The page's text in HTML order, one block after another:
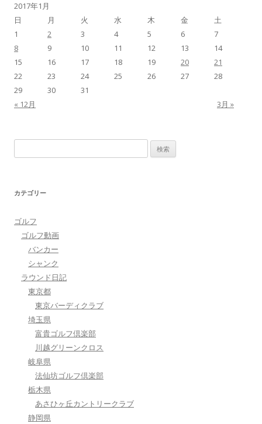
ナ
ビ
ー
シ
ョ
ン
2017年1月
日
月 火 水 木 金
土
1
2 3 4 5 6
7
8
9 10 11 12 13
14
15
16 17 18 19 20
21
22
23 24 25 26 27
28
29
30
31
« 12月
3月 »
索:
カテゴリー
ゴルフ
ゴルフ動画
バンカー
シャンク
ラウンド日記
東京都
東京バーディクラブ
埼玉県
富貴ゴルフ倶楽部
川越グリーンクロス
岐阜県
法仙坊ゴルフ倶楽部
栃木県
あさひヶ丘カントリークラブ
静岡県